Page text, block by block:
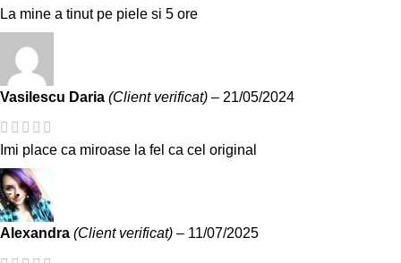
La mine a tinut pe piele si 5 ore
Vasilescu Daria (Client verificat) – 21/05/2024
Imi place ca miroase la fel ca cel original
Alexandra (Client verificat) – 11/07/2025